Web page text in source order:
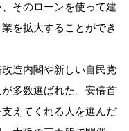
そのローンを使って建
を拡大することができ
造内閣や新しい自民党
多数選ばれた。安倍首
えてくれる人を選んだ